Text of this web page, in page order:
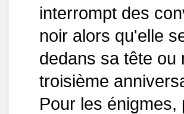
interrompt des
noir alors qu'elle
dedans sa tête ou
troisième
Pour les énigmes,